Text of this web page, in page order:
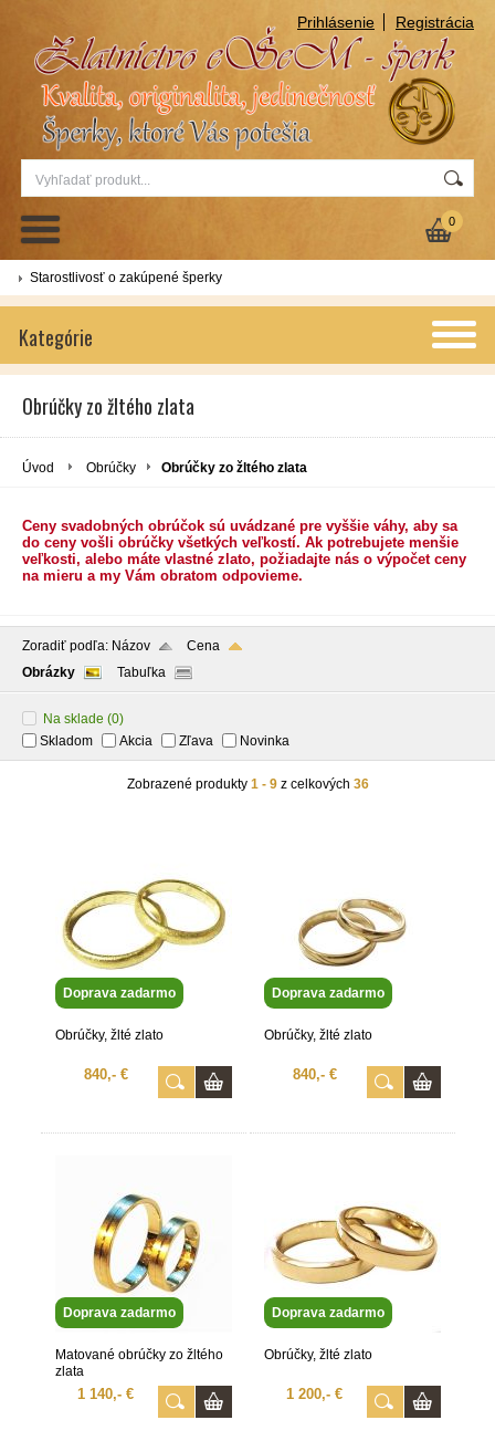
Prihlásenie Registrácia
0
Starostlivosť o zakúpené šperky
Kategórie
Obrúčky zo žltého zlata
Úvod Obrúčky Obrúčky zo žltého zlata
Ceny svadobných obrúčok sú uvádzané pre vyššie váhy, aby sa
do ceny vošli obrúčky všetkých veľkostí. Ak potrebujete menšie
veľkosti, alebo máte vlastné zlato, požiadajte nás o výpočet ceny
na mieru a my Vám obratom odpovieme.
Zoradiť podľa: Názov
Cena
Obrázky
Tabuľka
Na sklade (0)
Skladom
Akcia Zľava Novinka
Zobrazené produkty 1 - 9z celkových 36
Doprava zadarmo
Obrúčky, žlté zlato
840,- €
Doprava zadarmo
Obrúčky, žlté zlato
840,- €
Doprava zadarmo
Matované obrúčky zo žltého
zlata
1 140,- €
Doprava zadarmo
Obrúčky, žlté zlato
1 200,- €